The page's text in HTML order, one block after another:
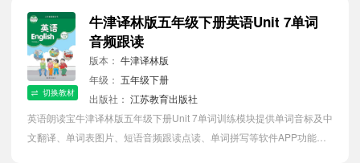
切换教材
牛津译林版五年级下册英语Unit 7单词
音频跟读
版本： 牛津译林版
年级： 五年级下册
出版社： 江苏教育出版社
英语朗读宝牛津译林版五年级下册Unit 7单词训练模块提供单词音标及中
文翻译、单词表图片、短语音频跟读点读、单词拼写等软件APP功能，